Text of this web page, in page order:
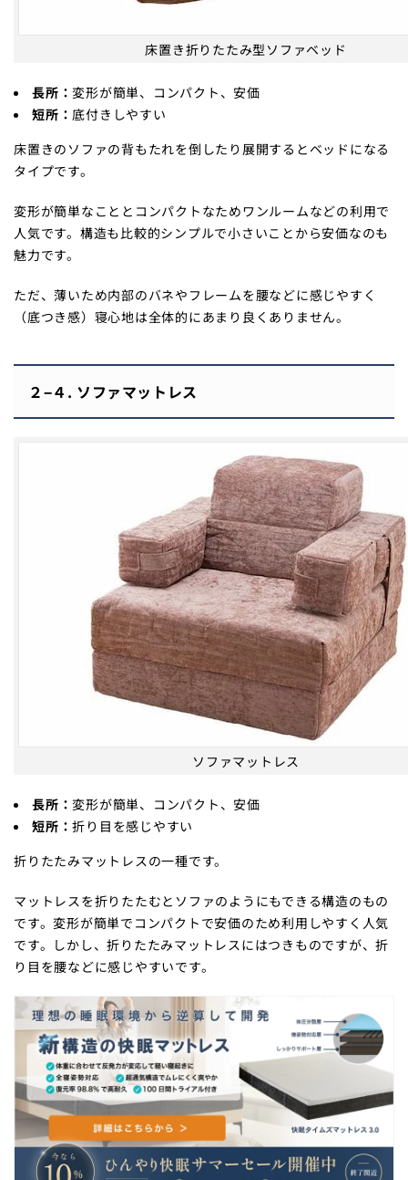
床置き折りたたみ型ソファベッド
長所：変形が簡単、コンパクト、安価
短所：底付きしやすい
床置きのソファの背もたれを倒したり展開するとベッドになる
タイプです。
変形が簡単なこととコンパクトなためワンルームなどの利用で
人気です。構造も比較的シンプルで小さいことから安価なのも
魅力です。
ただ、薄いため内部のバネやフレームを腰などに感じやすく
（底つき感）寝心地は全体的にあまり良くありません。
２−４. ソファマットレス
ソファマットレス
長所：変形が簡単、コンパクト、安価
短所：折り目を感じやすい
折りたたみマットレスの一種です。
マットレスを折りたたむとソファのようにもできる構造のもの
です。変形が簡単でコンパクトで安価のため利用しやすく人気
です。しかし、折りたたみマットレスにはつきものですが、折
り目を腰などに感じやすいです。